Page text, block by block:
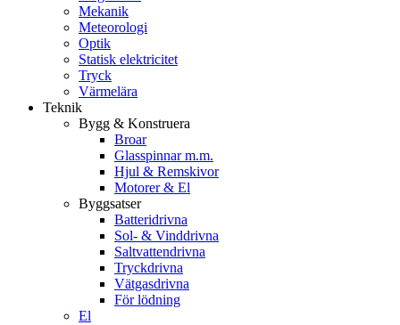
Mekanik
Meteorologi
Optik
Statisk elektricitet
Tryck
Värmelära
Teknik
Bygg & Konstruera
Broar
Glasspinnar m.m.
Hjul & Remskivor
Motorer & El
Byggsatser
Batteridrivna
Sol- & Vinddrivna
Saltvattendrivna
Tryckdrivna
Vätgasdrivna
För lödning
El